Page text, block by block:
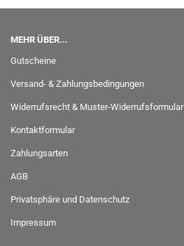
MEHR ÜBER...
Gutscheine
Versand- & Zahlungsbedingungen
Widerrufsrecht & Muster-Widerrufsformular
Kontaktformular
Zahlungsarten
AGB
Privatsphäre und Datenschutz
Impressum